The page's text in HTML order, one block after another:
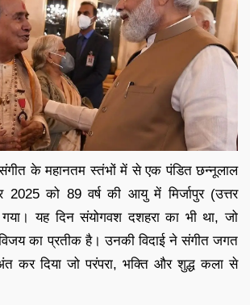
संगीत के महानतम स्तंभों में से एक पंडित छन्नूलाल
को 89 वर्ष की आयु में मिर्जापुर (उत्तर
यह दिन संयोगवश दशहरा का भी था, जो
का प्रतीक है। उनकी विदाई ने संगीत जगत
कर दिया जो परंपरा, भक्ति और शुद्ध कला से